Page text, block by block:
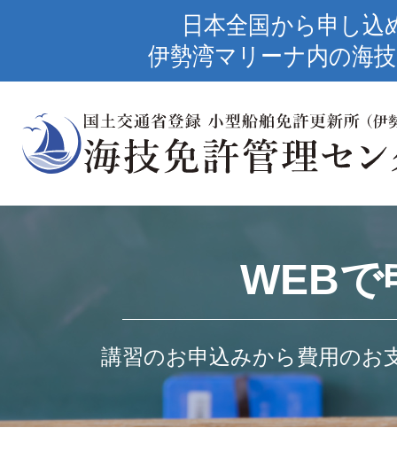
日本全国から申し
伊勢湾マリーナ内の海
WEBで
講習のお申込みから費用のお